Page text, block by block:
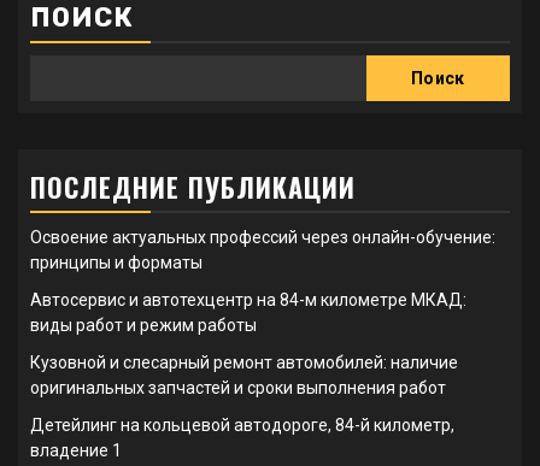
ПОИСК
Поиск
ПОСЛЕДНИЕ ПУБЛИКАЦИИ
Освоение актуальных профессий через онлайн-обучение:
принципы и форматы
Автосервис и автотехцентр на 84-м километре МКАД:
виды работ и режим работы
Кузовной и слесарный ремонт автомобилей: наличие
оригинальных запчастей и сроки выполнения работ
Детейлинг на кольцевой автодороге, 84-й километр,
владение 1